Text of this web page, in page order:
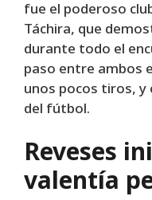
fue el poderoso
Táchira, que
durante todo el
paso entre ambos
unos pocos tiros, y
del fútbol.
Reveses
valentía